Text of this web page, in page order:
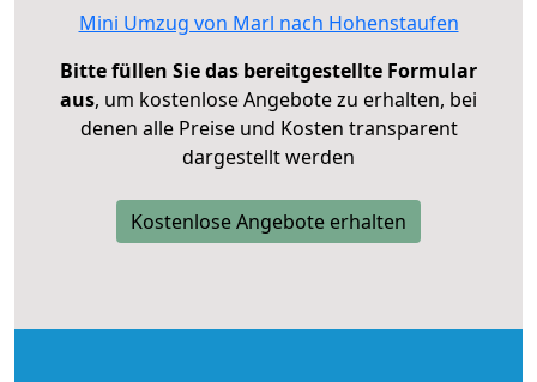
Mini Umzug von Marl nach Hohenstaufen
Bitte füllen Sie das bereitgestellte Formular
aus, um kostenlose Angebote zu erhalten, bei
denen alle Preise und Kosten transparent
dargestellt werden
Kostenlose Angebote erhalten